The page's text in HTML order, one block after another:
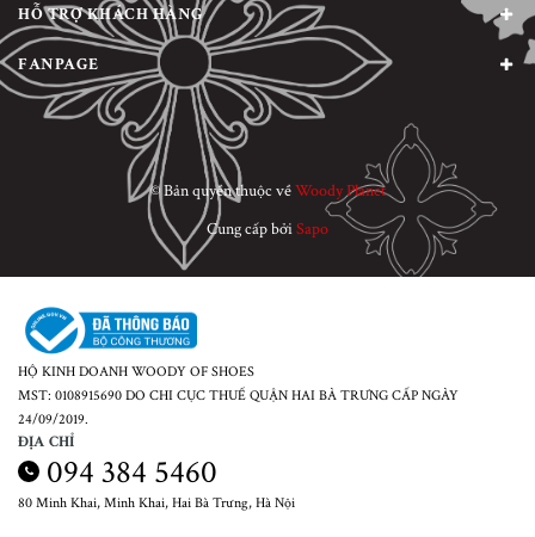
HỖ TRỢ KHÁCH HÀNG
FANPAGE
© Bản quyền thuộc vềWoody Planet
Cung cấp bởiSapo
HỘ KINH DOANH WOODY OF SHOES
MST: 0108915690 DO CHI CỤC THUẾ QUẬN HAI BÀ TRƯNG CẤP NGÀY
24/09/2019.
ĐỊA CHỈ
094 384 5460
80 Minh Khai, Minh Khai, Hai Bà Trưng, Hà Nội